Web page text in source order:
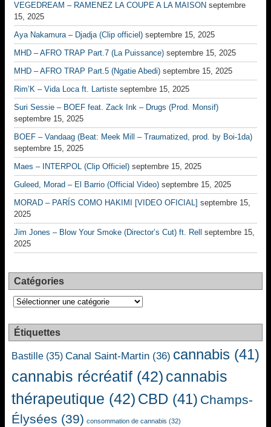
VEGEDREAM – RAMENEZ LA COUPE A LA MAISON septembre
15, 2025
Aya Nakamura – Djadja (Clip officiel) septembre 15, 2025
MHD – AFRO TRAP Part.7 (La Puissance) septembre 15, 2025
MHD – AFRO TRAP Part.5 (Ngatie Abedi) septembre 15, 2025
Rim’K – Vida Loca ft. Lartiste septembre 15, 2025
Suri Sessie – BOEF feat. Zack Ink – Drugs (Prod. Monsif)
septembre 15, 2025
BOEF – Vandaag (Beat: Meek Mill – Traumatized, prod. by Boi-1da)
septembre 15, 2025
Maes – INTERPOL (Clip Officiel) septembre 15, 2025
Guleed, Morad – El Barrio (Official Video) septembre 15, 2025
MORAD – PARÍS COMO HAKIMI [VIDEO OFICIAL] septembre 15,
2025
Jim Jones – Blow Your Smoke (Director’s Cut) ft. Rell
septembre 15,
2025
Catégories
Catégories
Étiquettes
Bastille (35) Canal Saint-Martin (36) cannabis (41)
cannabis récréatif (42) cannabis
thérapeutique (42) CBD (41) Champs-
Élysées (39) consommation de cannabis (32)